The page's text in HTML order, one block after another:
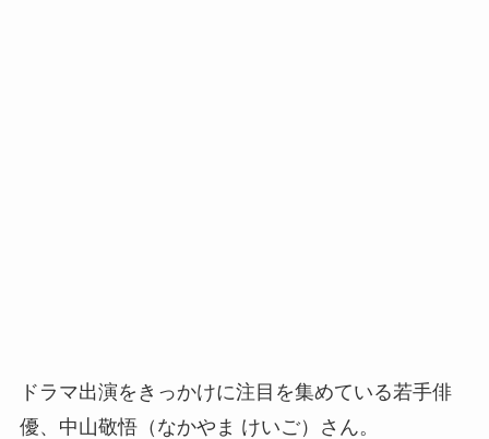
ドラマ出演をきっかけに注目を集めている若手俳
優、中山敬悟（なかやま けいご）さん。